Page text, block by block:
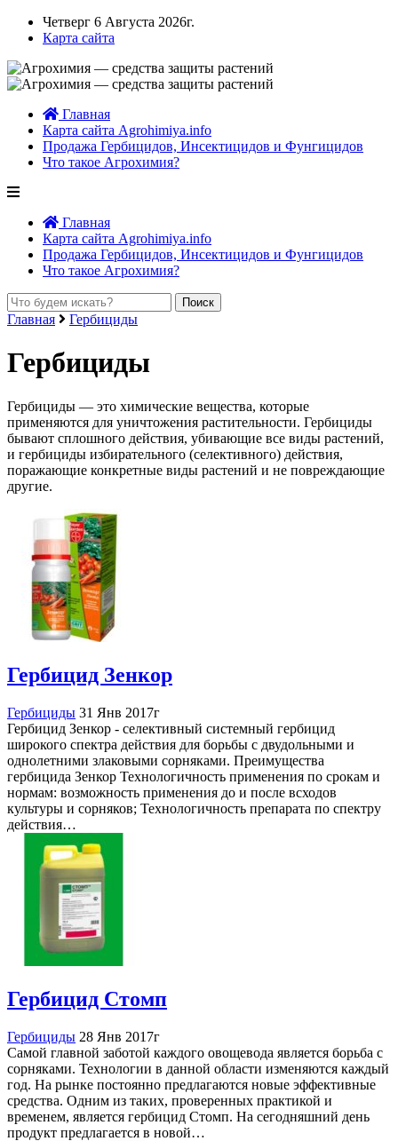
Четверг 6 Августа 2026г.
Карта сайта
Главная
Карта сайта Agrohimiya.info
Продажа Гербицидов, Инсектицидов и Фунгицидов
Что такое Агрохимия?
Главная
Карта сайта Agrohimiya.info
Продажа Гербицидов, Инсектицидов и Фунгицидов
Что такое Агрохимия?
Главная Гербициды
Гербициды
Гербициды — это химические вещества, которые
применяются для уничтожения растительности. Гербициды
бывают сплошного действия, убивающие все виды растений,
и гербициды избирательного (селективного) действия,
поражающие конкретные виды растений и не повреждающие
другие.
Гербицид Зенкор
Гербициды 31 Янв 2017г
Гербицид Зенкор - селективный системный гербицид
широкого спектра действия для борьбы с двудольными и
однолетними злаковыми сорняками. Преимущества
гербицида Зенкор Технологичность применения по срокам и
нормам: возможность применения до и после всходов
культуры и сорняков; Технологичность препарата по спектру
действия…
Гербицид Стомп
Гербициды 28 Янв 2017г
Самой главной заботой каждого овощевода является борьба с
сорняками. Технологии в данной области изменяются каждый
год. На рынке постоянно предлагаются новые эффективные
средства. Одним из таких, проверенных практикой и
временем, является гербицид Стомп. На сегодняшний день
продукт предлагается в новой…